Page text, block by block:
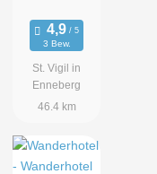
3 Bew.
St. Vigil in
Enneberg
46.4 km